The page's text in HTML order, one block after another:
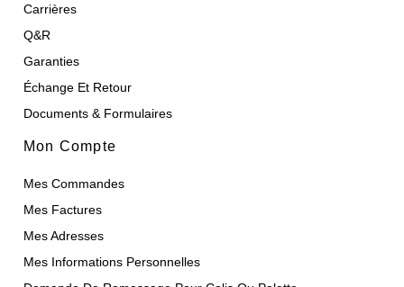
Carrières
Q&R
Garanties
Échange Et Retour
Documents & Formulaires
Mon Compte
Mes Commandes
Mes Factures
Mes Adresses
Mes Informations Personnelles